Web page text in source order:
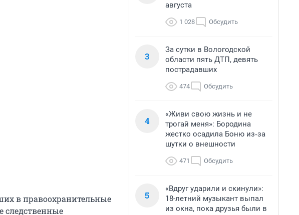
в правоохранительные
следственные
августа
1 028 Обсудить
3
За сутки в Вологодской
области пять ДТП, девять
пострадавших
474 Обсудить
4
«Живи свою жизнь и не
трогай меня»: Бородина
жестко осадила Боню из‑за
шутки о внешности
471 Обсудить
5
«Вдруг ударили и скинули»:
18-летний музыкант выпал
из окна, пока друзья были в